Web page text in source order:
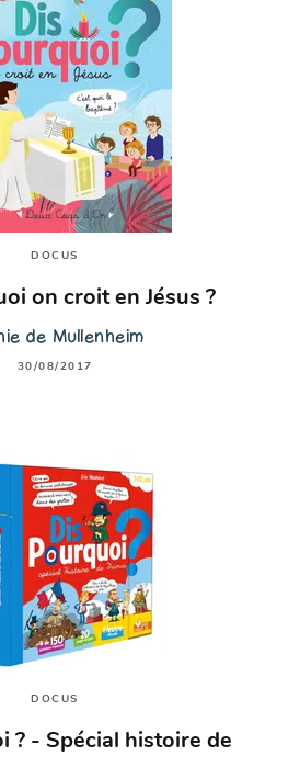
DOCUS
on croit en Jésus ?
de Mullenheim
30/08/2017
DOCUS
? - Spécial histoire de